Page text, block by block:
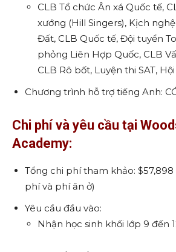
CLB Tổ chức Ân xá Quốc tế,
xướng (Hill Singers), Kịch
Đất, CLB Quốc tế, Đội tuyển
phỏng Liên Hợp Quốc, CLB
CLB Rô bốt, Luyện thi SAT,
Chương trình hỗ trợ tiếng Anh:
Chi phí và yêu cầu tại
Academy:
Tổng chi phí tham khảo:
phí và phí ăn ở)
Yêu cầu đầu vào:
Nhận học sinh khối lớp 9 đến